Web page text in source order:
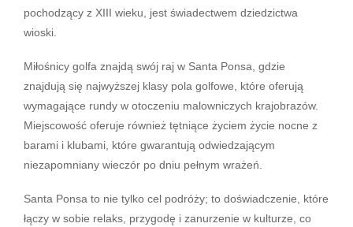
pochodzący z XIII wieku, jest świadectwem dziedzictwa
wioski.
Miłośnicy golfa znajdą swój raj w Santa Ponsa, gdzie
znajdują się najwyższej klasy pola golfowe, które oferują
wymagające rundy w otoczeniu malowniczych krajobrazów.
Miejscowość oferuje również tętniące życiem życie nocne z
barami i klubami, które gwarantują odwiedzającym
niezapomniany wieczór po dniu pełnym wrażeń.
Santa Ponsa to nie tylko cel podróży; to doświadczenie, które
łączy w sobie relaks, przygodę i zanurzenie w kulturze, co